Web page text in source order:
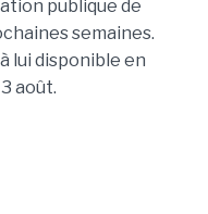
publique de
semaines.
lui disponible en
août.